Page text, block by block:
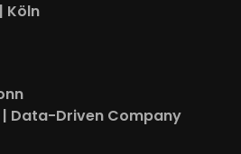
Köln
| Data-Driven Company